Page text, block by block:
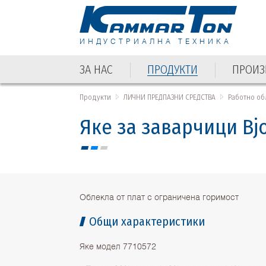
ИНДУСТРИАЛНА ТЕХНИКА
ЗА НАС ПРОДУКТИ
ЗА НАС ПРОДУКТИ
Продукти ЛИЧНИ ПРЕДПАЗНИ СРЕДСТВА Работно
Яке за заварчици
Облекла от плат с ограничена горимост
Общи характеристики
Яке модел 7710572